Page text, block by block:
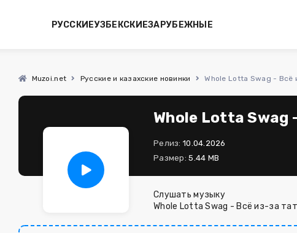
РУССКИЕУЗБЕКСКИЕЗАРУБЕЖНЫЕ
Muzoi.net Русские и казахские новинки Whole Lotta Swag - Всё
Whole Lotta Swag
Релиз: 10.04.2026
Размер: 5.44 MB
Слушать музыку
Whole Lotta Swag - Всё из-за